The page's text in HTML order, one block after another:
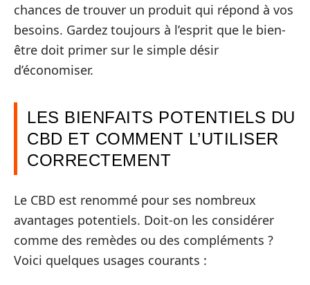
chances de trouver un produit qui répond à vos
besoins. Gardez toujours à l’esprit que le bien-
être doit primer sur le simple désir
d’économiser.
LES BIENFAITS POTENTIELS DU
CBD ET COMMENT L’UTILISER
CORRECTEMENT
Le CBD est renommé pour ses nombreux
avantages potentiels. Doit-on les considérer
comme des remèdes ou des compléments ?
Voici quelques usages courants :